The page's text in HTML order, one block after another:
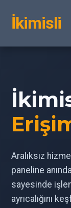
İkimisli
Aralıksız
paneline
sayesinde
ayrıcalığını